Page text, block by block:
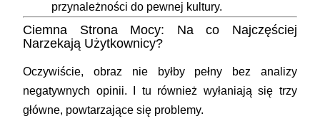
przynależności do pewnej kultury.
Ciemna Strona Mocy: Na co Najczęściej
Narzekają Użytkownicy?
Oczywiście, obraz nie byłby pełny bez analizy
negatywnych opinii. I tu również wyłaniają się trzy
główne, powtarzające się problemy.